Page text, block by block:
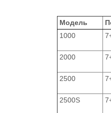
Модель
1000
2000
2500
2500S